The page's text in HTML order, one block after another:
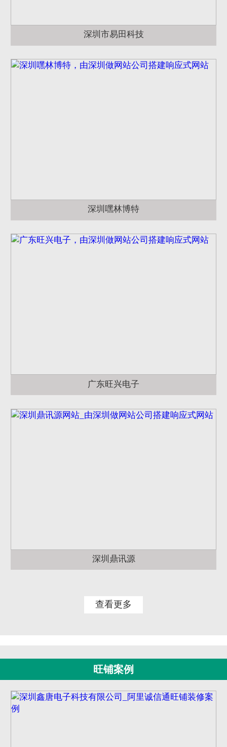
深圳市易田科技
深圳嘿林博特
广东旺兴电子
深圳鼎讯源
查看更多
旺铺案例